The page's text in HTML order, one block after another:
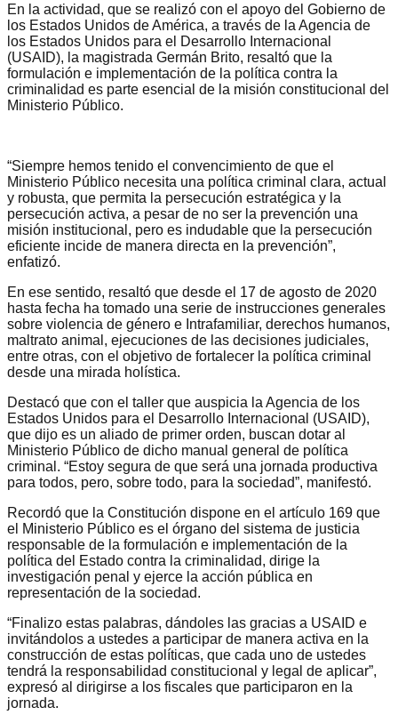
En la actividad, que se realizó con el apoyo del Gobierno de
los Estados Unidos de América, a través de la Agencia de
los Estados Unidos para el Desarrollo Internacional
(USAID), la magistrada Germán Brito, resaltó que la
formulación e implementación de la política contra la
criminalidad es parte esencial de la misión constitucional del
Ministerio Público.
“Siempre hemos tenido el convencimiento de que el
Ministerio Público necesita una política criminal clara, actual
y robusta, que permita la persecución estratégica y la
persecución activa, a pesar de no ser la prevención una
misión institucional, pero es indudable que la persecución
eficiente incide de manera directa en la prevención”,
enfatizó.
En ese sentido, resaltó que desde el 17 de agosto de 2020
hasta fecha ha tomado una serie de instrucciones generales
sobre violencia de género e Intrafamiliar, derechos humanos,
maltrato animal, ejecuciones de las decisiones judiciales,
entre otras, con el objetivo de fortalecer la política criminal
desde una mirada holística.
Destacó que con el taller que auspicia la Agencia de los
Estados Unidos para el Desarrollo Internacional (USAID),
que dijo es un aliado de primer orden, buscan dotar al
Ministerio Público de dicho manual general de política
criminal. “Estoy segura de que será una jornada productiva
para todos, pero, sobre todo, para la sociedad”, manifestó.
Recordó que la Constitución dispone en el artículo 169 que
el Ministerio Público es el órgano del sistema de justicia
responsable de la formulación e implementación de la
política del Estado contra la criminalidad, dirige la
investigación penal y ejerce la acción pública en
representación de la sociedad.
“Finalizo estas palabras, dándoles las gracias a USAID e
invitándolos a ustedes a participar de manera activa en la
construcción de estas políticas, que cada uno de ustedes
tendrá la responsabilidad constitucional y legal de aplicar”,
expresó al dirigirse a los fiscales que participaron en la
jornada.